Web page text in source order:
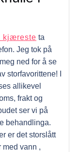
kjæreste ta
Jeg tok på
ned for å se
storfavorittene! I
allikevel
frakt og
ser vi på
behandlinga.
er det storslått
med vann ,